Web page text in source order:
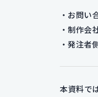
お問い
制作会
発注者
本資料で